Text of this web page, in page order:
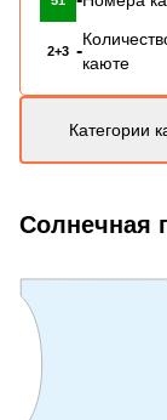
2+3 -
каюте
Категории
Солнечная